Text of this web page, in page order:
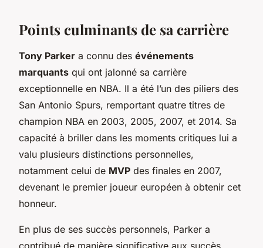
Points culminants de sa carrière
Tony Parker a connu des événements
marquants qui ont jalonné sa carrière
exceptionnelle en NBA. Il a été l’un des piliers des
San Antonio Spurs, remportant quatre titres de
champion NBA en 2003, 2005, 2007, et 2014. Sa
capacité à briller dans les moments critiques lui a
valu plusieurs distinctions personnelles,
notamment celui de MVP des finales en 2007,
devenant le premier joueur européen à obtenir cet
honneur.
En plus de ses succès personnels, Parker a
contribué de manière significative aux succès